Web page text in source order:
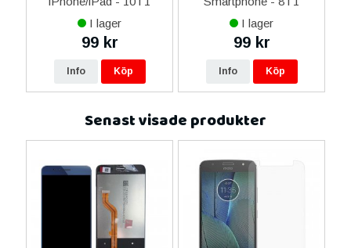
I lager
99 kr
Info Köp
I lager
99 kr
Info Köp
Senast visade produkter